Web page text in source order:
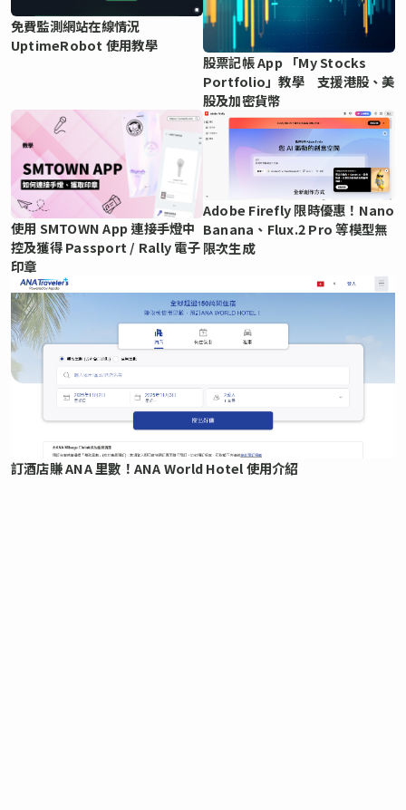
免費監測網站在線情況
UptimeRobot 使用教學
股票記帳 App 「My Stocks
Portfolio」教學 支援港股、美
股及加密貨幣
使用 SMTOWN App 連接手燈中
控及獲得 Passport / Rally 電子
印章
Adobe Firefly 限時優惠！Nano
Banana、Flux.2 Pro 等模型無
限次生成
訂酒店賺 ANA 里數！ANA World Hotel 使用介紹